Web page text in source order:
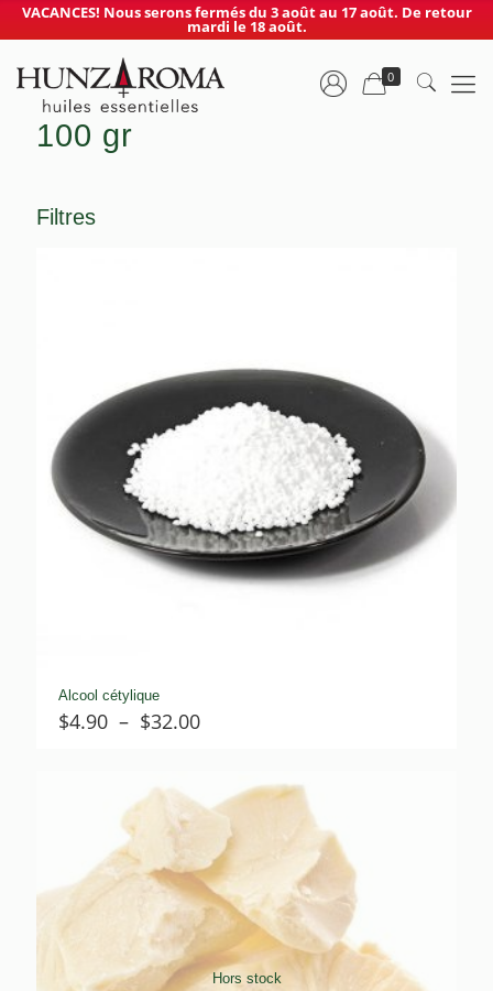
VACANCES! Nous serons fermés du 3 août au 17 août. De retour
mardi le 18 août.
0
100 gr
Filtres
Alcool cétylique
$4.90 – $32.00Plage
$4.90
à
Hors stock